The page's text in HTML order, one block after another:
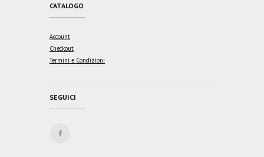
CATALOGO
Account
Checkout
Termini e Condizioni
SEGUICI